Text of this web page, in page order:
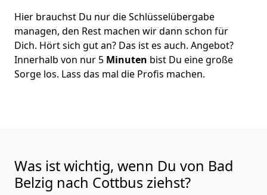
Hier brauchst Du nur die Schlüsselübergabe
managen, den Rest machen wir dann schon für
Dich. Hört sich gut an? Das ist es auch. Angebot?
Innerhalb von nur 5 Minuten bist Du eine große
Sorge los. Lass das mal die Profis machen.
Was ist wichtig, wenn Du von Bad
Belzig nach Cottbus ziehst?